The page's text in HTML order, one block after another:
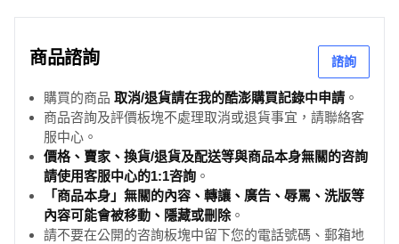
商品諮詢 諮詢
購買的商品 取消/退貨請在我的酷澎購買記錄中申請 。
商品咨詢及評價板塊不處理取消或退貨事宜，請聯絡客
服中心。
價格、賣家、換貨/退貨及配送等與商品本身無關的咨詢
請使用客服中心的1:1咨詢 。
「商品本身」無關的內容、轉讓、廣告、辱罵、洗版等
內容可能會被移動、隱藏或刪除。
請不要在公開的咨詢板塊中留下您的電話號碼、郵箱地